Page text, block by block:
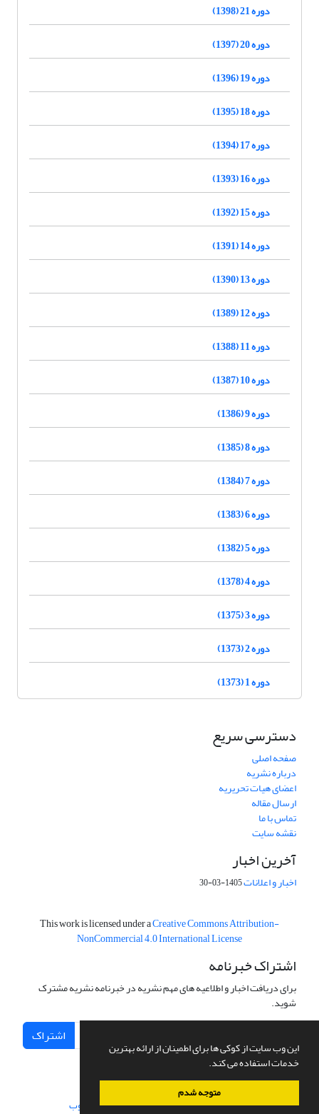
این وب سایت از کوکی ها برای اطمینان از ارائه بهترین
خدمات استفاده می کند.
متوجه شدم
دوره 21 (1398)
دوره 20 (1397)
دوره 19 (1396)
دوره 18 (1395)
دوره 17 (1394)
دوره 16 (1393)
دوره 15 (1392)
دوره 14 (1391)
دوره 13 (1390)
دوره 12 (1389)
دوره 11 (1388)
دوره 10 (1387)
دوره 9 (1386)
دوره 8 (1385)
دوره 7 (1384)
دوره 6 (1383)
دوره 5 (1382)
دوره 4 (1378)
دوره 3 (1375)
دوره 2 (1373)
دوره 1 (1373)
دسترسی سریع
صفحه اصلی
درباره نشریه
اعضای هیات تحریریه
ارسال مقاله
تماس با ما
نقشه سایت
آخرین اخبار
اخبار و اعلانات1405-03-30
This work is licensed under aCreative Commons Attribution-
NonCommercial 4.0 International License
اشتراک خبرنامه
برای دریافت اخبار و اطلاعیه های مهم نشریه در خبرنامه نشریه مشترک
شوید.
اشتراک
سامانه مدیریت نشریات علمی.طراحی و پیاده سازی از سیناوب